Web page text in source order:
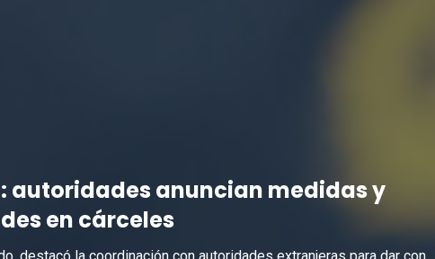
autoridades anuncian medidas y
en cárceles